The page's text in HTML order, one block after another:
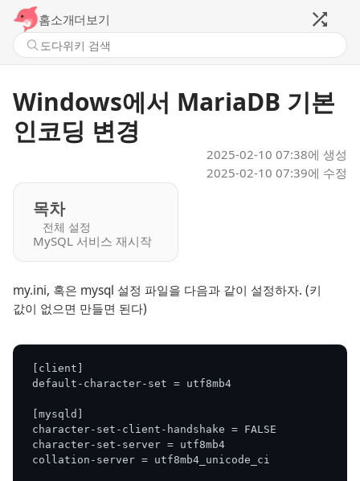
홈소개더보기
Windows에서 MariaDB 기본
인코딩 변경
2025-02-10 07:38에 생성
2025-02-10 07:39에 수정
목차
전체 설정
MySQL 서비스 재시작
my.ini, 혹은 mysql 설정 파일을 다음과 같이 설정하자. (키
값이 없으면 만들면 된다)
[client]
default-character-set = utf8mb4
[mysqld]
character-set-client-handshake = FALSE
character-set-server = utf8mb4
collation-server = utf8mb4_unicode_ci